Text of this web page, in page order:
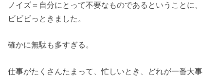
ノイズ＝自分にとって不要なものであるということに、
ビビビっときました。
確かに無駄も多すぎる。
仕事がたくさんたまって、忙しいとき、どれが一番大事